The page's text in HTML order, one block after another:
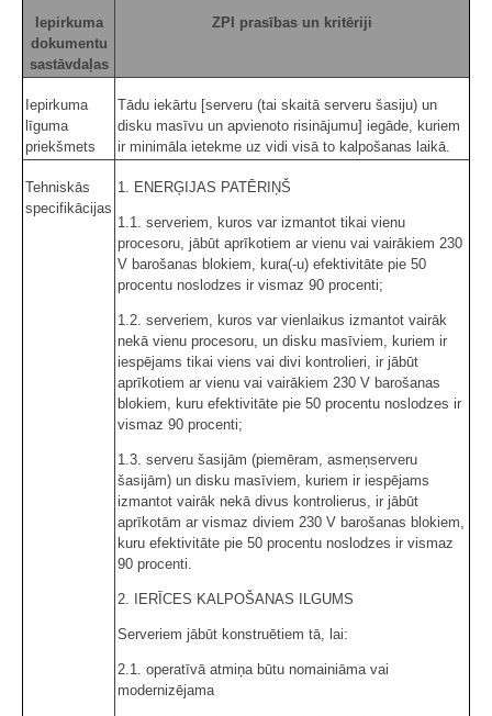
Iepirkuma
dokumentu
sastāvdaļas
ZPI prasības un kritēriji
Iepirkuma
līguma
priekšmets
Tādu iekārtu [serveru (tai skaitā serveru šasiju) un
disku masīvu un apvienoto risinājumu] iegāde, kuriem
ir minimāla ietekme uz vidi visā to kalpošanas laikā.
Tehniskās
specifikācijas
1. ENERĢIJAS PATĒRIŅŠ
1.1. serveriem, kuros var izmantot tikai vienu
procesoru, jābūt aprīkotiem ar vienu vai vairākiem 230
V barošanas blokiem, kura(-u) efektivitāte pie 50
procentu noslodzes ir vismaz 90 procenti;
1.2. serveriem, kuros var vienlaikus izmantot vairāk
nekā vienu procesoru, un disku masīviem, kuriem ir
iespējams tikai viens vai divi kontrolieri, ir jābūt
aprīkotiem ar vienu vai vairākiem 230 V barošanas
blokiem, kuru efektivitāte pie 50 procentu noslodzes ir
vismaz 90 procenti;
1.3. serveru šasijām (piemēram, asmeņserveru
šasijām) un disku masīviem, kuriem ir iespējams
izmantot vairāk nekā divus kontrolierus, ir jābūt
aprīkotām ar vismaz diviem 230 V barošanas blokiem,
kuru efektivitāte pie 50 procentu noslodzes ir vismaz
90 procenti.
2. IERĪCES KALPOŠANAS ILGUMS
Serveriem jābūt konstruētiem tā, lai:
2.1. operatīvā atmiņa būtu nomainiāma vai
modernizējama